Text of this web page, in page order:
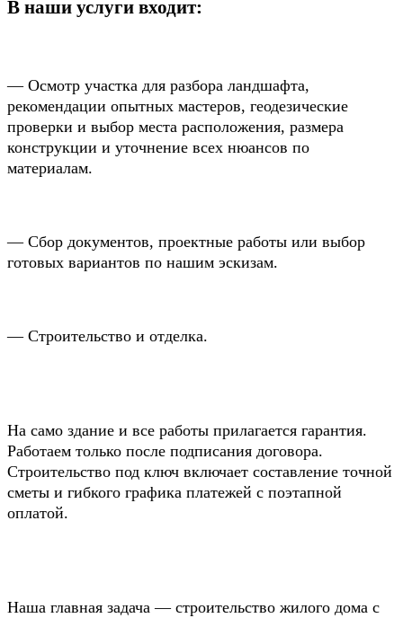
В наши услуги входит:
— Осмотр участка для разбора ландшафта,
рекомендации опытных мастеров, геодезические
проверки и выбор места расположения, размера
конструкции и уточнение всех нюансов по
материалам.
— Сбор документов, проектные работы или выбор
готовых вариантов по нашим эскизам.
— Строительство и отделка.
На само здание и все работы прилагается гарантия.
Работаем только после подписания договора.
Строительство под ключ включает составление точной
сметы и гибкого графика платежей с поэтапной
оплатой.
Наша главная задача — строительство жилого дома с